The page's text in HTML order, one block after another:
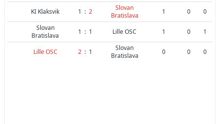
KI Klaksvik 1 : 2
Slovan
Bratislava
1 0
0
Slovan
Bratislava
1 : 1 Lille OSC 1 0 1
Lille OSC 2 : 1
Slovan
Bratislava
0 0 0